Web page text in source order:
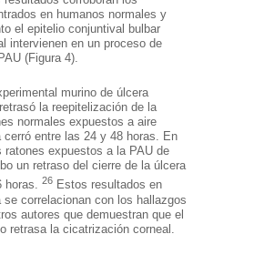
en humanos normales y
el epitelio conjuntival bulbar
intervienen en un proceso de
(Figura 4).
murino de úlcera
la reepitelización de la
normales expuestos a aire
cerró entre las 24 y 48 horas. En
ratones expuestos a la PAU de
un retraso del cierre de la úlcera
horas. 26 Estos resultados en
se correlacionan con los hallazgos
autores que demuestran que el
retrasa la cicatrización corneal.